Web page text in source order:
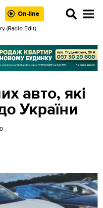
On-line
(Radio Edit)
авто, які
України